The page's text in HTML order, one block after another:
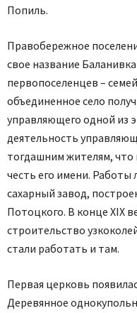
Попиль.
Правобережное
свое название
первопоселенцев –
объединенное село
управляющего одной из
деятельность
тогдашним жителям, что
честь его имени. Работы
сахарный завод,
Потоцкого. В конце ХІХ
строительство
стали работать и там.
Первая церковь
Деревянное